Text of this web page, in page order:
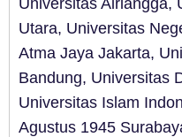
Universitas Airlangga,
Utara, Universitas
Atma Jaya Jakarta,
Bandung, Universitas
Universitas Islam
Agustus 1945